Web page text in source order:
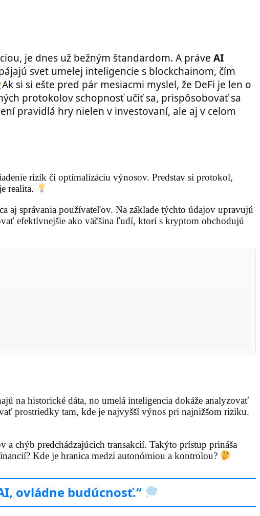
je dnes už bežným štandardom. A práve AI
svet umelej inteligencie s blockchainom, čím
Ak si si ešte pred pár mesiacmi myslel, že DeFi je len o
protokolov schopnosť učiť sa, prispôsobovať sa
pravidlá hry nielen v investovaní, ale aj v celom
rizík či optimalizáciu výnosov. Predstav si protokol,
realita.
aj správania používateľov. Na základe týchto údajov upravujú
efektívnejšie ako väčšina ľudí, ktorí s kryptom obchodujú
na historické dáta, no umelá inteligencia dokáže analyzovať
prostriedky tam, kde je najvyšší výnos pri najnižšom riziku.
chýb predchádzajúcich transakcií. Takýto prístup prináša
Kde je hranica medzi autonómiou a kontrolou?
ovládne budúcnosť.“